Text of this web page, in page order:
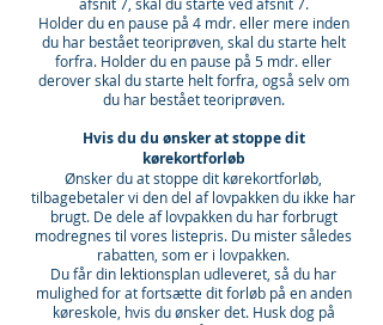
Holder du en pause på 4 mdr. eller mere inden
du har bestået teoriprøven, skal du starte helt
forfra. Holder du en pause på 5 mdr. eller
derover skal du starte helt forfra, også selv om
du har bestået teoriprøven.
Hvis du du ønsker at stoppe dit
kørekortforløb
Ønsker du at stoppe dit kørekortforløb,
tilbagebetaler vi den del af lovpakken du ikke har
brugt. De dele af lovpakken du har forbrugt
modregnes til vores listepris. Du mister således
rabatten, som er i lovpakken.
Du får din lektionsplan udleveret, så du har
mulighed for at fortsætte dit forløb på en anden
køreskole, hvis du ønsker det. Husk dog på